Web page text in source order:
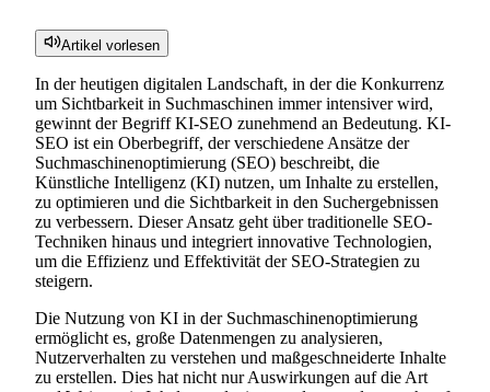
Artikel vorlesen
In der heutigen digitalen Landschaft, in der die Konkurrenz
um Sichtbarkeit in Suchmaschinen immer intensiver wird,
gewinnt der Begriff KI-SEO zunehmend an Bedeutung. KI-
SEO ist ein Oberbegriff, der verschiedene Ansätze der
Suchmaschinenoptimierung (SEO) beschreibt, die
Künstliche Intelligenz (KI) nutzen, um Inhalte zu erstellen,
zu optimieren und die Sichtbarkeit in den Suchergebnissen
zu verbessern. Dieser Ansatz geht über traditionelle SEO-
Techniken hinaus und integriert innovative Technologien,
um die Effizienz und Effektivität der SEO-Strategien zu
steigern.
Die Nutzung von KI in der Suchmaschinenoptimierung
ermöglicht es, große Datenmengen zu analysieren,
Nutzerverhalten zu verstehen und maßgeschneiderte Inhalte
zu erstellen. Dies hat nicht nur Auswirkungen auf die Art